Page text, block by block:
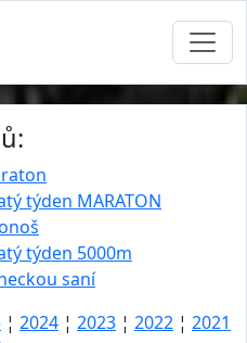
týden MARATON
týden 5000m
saní
¦ 2024 ¦ 2023 ¦ 2022 ¦ 2021